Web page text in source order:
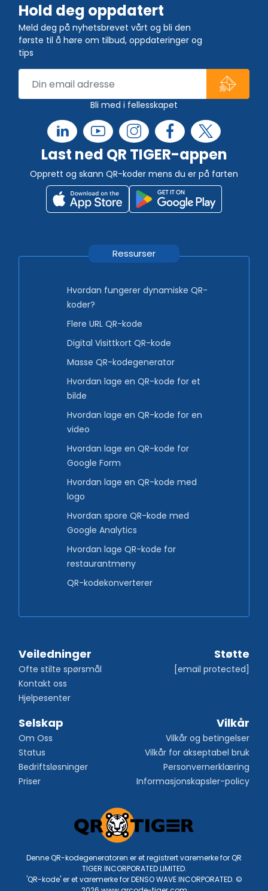
Hold deg oppdatert
Meld deg på nyhetsbrevet vårt og bli den
første til å høre om tilbud, oppdateringer og
tips
Bli med i fellesskapet
Last ned QR TIGER-appen
Opprett og skann QR-koder mens du er på farten
Ressurser
Hvordan fungerer dynamiske QR-
koder?
Flere URL QR-kode
Digital Visittkort QR-kode
Masse QR-kodegenerator
Hvordan lage en QR-kode for et
bilde
Hvordan lage en QR-kode for en
video
Hvordan lage en QR-kode for
Google Form
Hvordan lage en QR-kode med
logo
Hvordan spore QR-kode med
Google Analytics
Hvordan lage QR-kode for
restaurantmeny
QR-kodekonverterer
Veiledninger
Ofte stilte spørsmål
Kontakt oss
Hjelpesenter
Støtte
[email protected]
Selskap
Om Oss
Status
Bedriftsløsninger
Priser
Vilkår
Vilkår og betingelser
Vilkår for akseptabel bruk
Personvernerklæring
Informasjonskapsler-policy
Denne QR-kodegeneratoren er et registrert varemerke for QR
TIGER INCORPORATED LIMITED.
'QR-kode' er et varemerke for DENSO WAVE INCORPORATED. ©